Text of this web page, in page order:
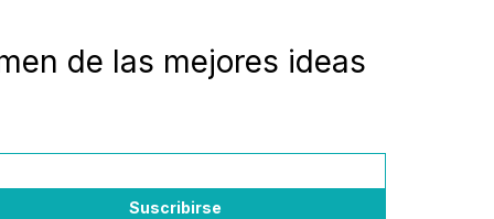
de las mejores ideas